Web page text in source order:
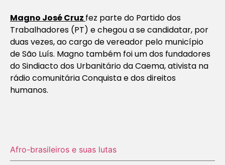
Magno José Cruz fez parte do Partido dos
Trabalhadores (PT) e chegou a se candidatar, por
duas vezes, ao cargo de vereador pelo município
de São Luís. Magno também foi um dos fundadores
do Sindiacto dos Urbanitário da Caema, ativista na
rádio comunitária Conquista e dos direitos
humanos.
Afro-brasileiros e suas lutas